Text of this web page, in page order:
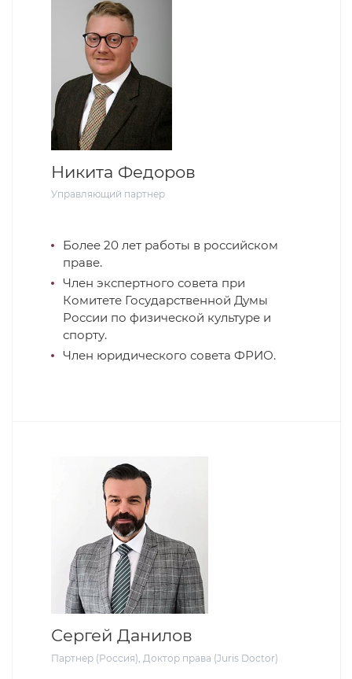
Никита Федоров
Управляющий партнер
Более 20 лет работы в российском
праве.
Член экспертного совета при
Комитете Государственной Думы
России по физической культуре и
спорту.
Член юридического совета ФРИО.
Сергей Данилов
Партнер (Россия), Доктор права (Juris Doctor)